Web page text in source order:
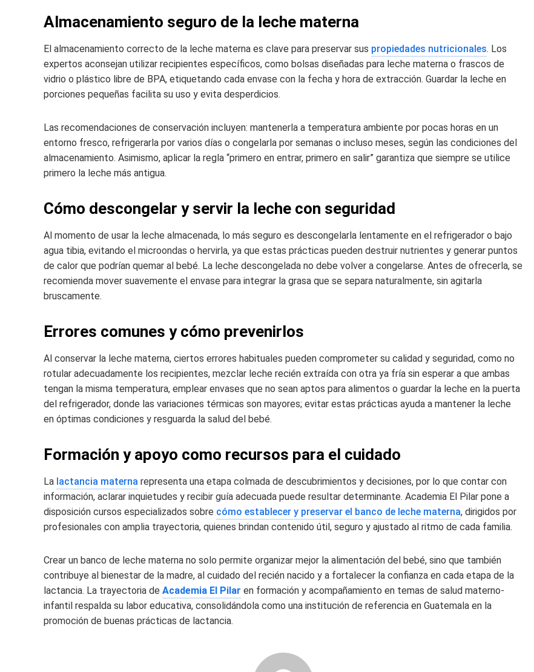
Almacenamiento seguro de la leche materna
El almacenamiento correcto de la leche materna es clave para preservar sus propiedades nutricionales. Los
expertos aconsejan utilizar recipientes específicos, como bolsas diseñadas para leche materna o frascos de
vidrio o plástico libre de BPA, etiquetando cada envase con la fecha y hora de extracción. Guardar la leche en
porciones pequeñas facilita su uso y evita desperdicios.
Las recomendaciones de conservación incluyen: mantenerla a temperatura ambiente por pocas horas en un
entorno fresco, refrigerarla por varios días o congelarla por semanas o incluso meses, según las condiciones del
almacenamiento. Asimismo, aplicar la regla “primero en entrar, primero en salir” garantiza que siempre se utilice
primero la leche más antigua.
Cómo descongelar y servir la leche con seguridad
Al momento de usar la leche almacenada, lo más seguro es descongelarla lentamente en el refrigerador o bajo
agua tibia, evitando el microondas o hervirla, ya que estas prácticas pueden destruir nutrientes y generar puntos
de calor que podrían quemar al bebé. La leche descongelada no debe volver a congelarse. Antes de ofrecerla, se
recomienda mover suavemente el envase para integrar la grasa que se separa naturalmente, sin agitarla
bruscamente.
Errores comunes y cómo prevenirlos
Al conservar la leche materna, ciertos errores habituales pueden comprometer su calidad y seguridad, como no
rotular adecuadamente los recipientes, mezclar leche recién extraída con otra ya fría sin esperar a que ambas
tengan la misma temperatura, emplear envases que no sean aptos para alimentos o guardar la leche en la puerta
del refrigerador, donde las variaciones térmicas son mayores; evitar estas prácticas ayuda a mantener la leche
en óptimas condiciones y resguarda la salud del bebé.
Formación y apoyo como recursos para el cuidado
La lactancia materna representa una etapa colmada de descubrimientos y decisiones, por lo que contar con
información, aclarar inquietudes y recibir guía adecuada puede resultar determinante. Academia El Pilar pone a
disposición cursos especializados sobre cómo establecer y preservar el banco de leche materna, dirigidos por
profesionales con amplia trayectoria, quienes brindan contenido útil, seguro y ajustado al ritmo de cada familia.
Crear un banco de leche materna no solo permite organizar mejor la alimentación del bebé, sino que también
contribuye al bienestar de la madre, al cuidado del recién nacido y a fortalecer la confianza en cada etapa de la
lactancia. La trayectoria de Academia El Pilar en formación y acompañamiento en temas de salud materno-
infantil respalda su labor educativa, consolidándola como una institución de referencia en Guatemala en la
promoción de buenas prácticas de lactancia.